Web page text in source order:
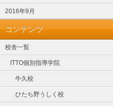
2016年9月
コンテンツ
校舎一覧
ITTO個別指導学院
牛久校
ひたち野うしく校